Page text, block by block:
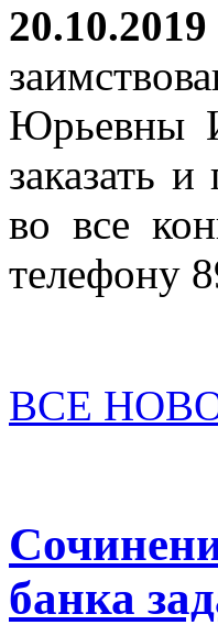
20.10.2019
Юрьевны
заказать
во все
телефону
ВСЕ
банка